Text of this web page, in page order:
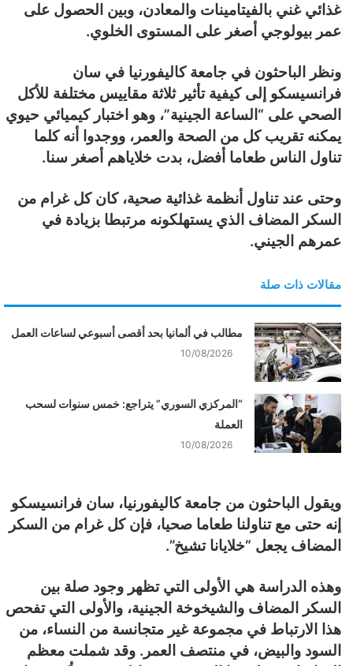
ن
غذائي غني بالفيتامينات والمعادن، وبين الحصول على
عمر بيولوجي أصغر على المستوى الخلوي.
ونظر الباحثون في جامعة كاليفورنيا في سان
فرانسيسكو إلى كيفية تأثير ثلاثة مقاييس مختلفة للأكل
الصحي على “الساعة الجينية”، وهو اختبار كيميائي حيوي
يمكنه تقريب كل من الصحة والعمر، ووجدوا أنه كلما
تناول الناس طعاما أفضل، بدت خلاياهم أصغر سنا.
وحتى عند تناول أنظمة غذائية صحية، كان كل غرام من
السكر المضاف الذي يستهلكونه مرتبطا بزيادة في
عمرهم الجيني.
مقالات ذات صلة
مطالب في ألمانيا بحد أقصى أسبوعي لساعات العمل
10/08/2026
“المركزي السوري” يتراجع: خمس سنوات لسحب
العملة
10/08/2026
ويقول الباحثون من جامعة كاليفورنيا، سان فرانسيسكو
إنه حتى مع تناولنا طعاما صحيا، فإن كل غرام من السكر
المضاف يجعل “خلايانا تشيخ”.
وهذه الدراسة هي الأولى التي تظهر وجود صلة بين
السكر المضاف والشيخوخة الجينية، والأولى التي تفحص
هذا الارتباط في مجموعة غير متجانسة من النساء، من
السود والبيض، في منتصف العمر. وقد شملت معظم